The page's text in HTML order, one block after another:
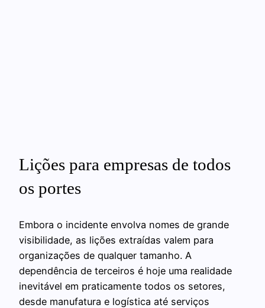
Lições para empresas de todos
os portes
Embora o incidente envolva nomes de grande
visibilidade, as lições extraídas valem para
organizações de qualquer tamanho. A
dependência de terceiros é hoje uma realidade
inevitável em praticamente todos os setores,
desde manufatura e logística até serviços